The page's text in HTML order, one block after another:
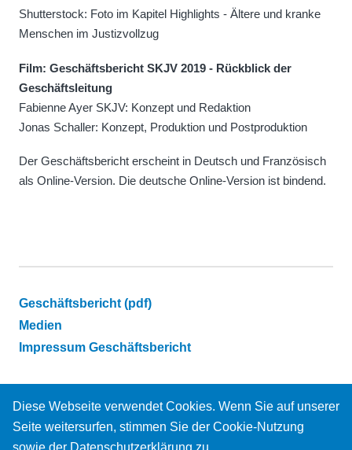
Shutterstock: Foto im Kapitel Highlights - Ältere und kranke
Menschen im Justizvollzug
Film: Geschäftsbericht SKJV 2019 - Rückblick der
Geschäftsleitung
Fabienne Ayer SKJV: Konzept und Redaktion
Jonas Schaller: Konzept, Produktion und Postproduktion
Der Geschäftsbericht erscheint in Deutsch und Französisch
als Online-Version. Die deutsche Online-Version ist bindend.
Footer
annual
report
2019
Geschäftsbericht (pdf)
Medien
Impressum Geschäftsbericht
Diese Webseite verwendet Cookies. Wenn Sie auf unserer
Seite weitersurfen, stimmen Sie der Cookie-Nutzung